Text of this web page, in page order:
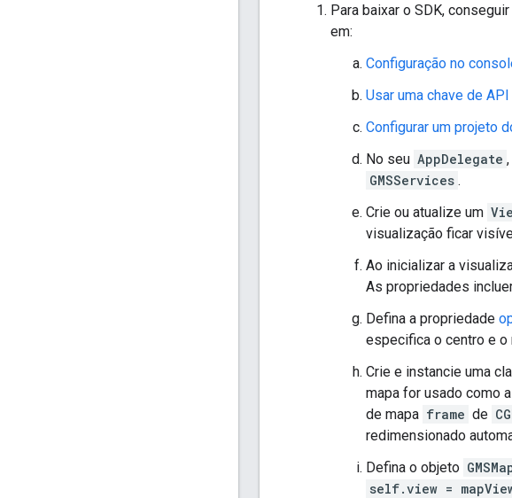
Para baixar o SDK,
em:
Configuração no
Usar uma chave de API
Configurar um projeto
No seu AppDelegate
GMSServices .
Crie ou atualize um
visualização ficar
Ao inicializar a
As propriedades
Defina a propriedade
especifica o centro e o
Crie e instancie uma
mapa for usado como
de mapa frame de
redimensionado
Defina o objeto
self.view =